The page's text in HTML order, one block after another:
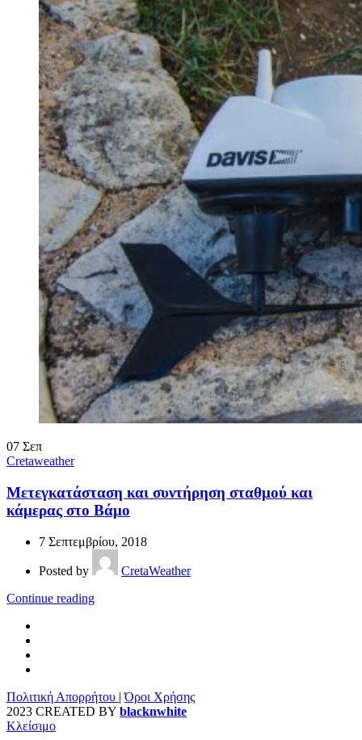
07 Σεπ
Cretaweather
Μετεγκατάσταση και συντήρηση σταθμού και
κάμερας στο Βάμο
7 Σεπτεμβρίου, 2018
Posted by
CretaWeather
Continue reading
Πολιτική Απορρήτου |Όροι Χρήσης
2023 CREATED BY blacknwhite
Κλείσιμο